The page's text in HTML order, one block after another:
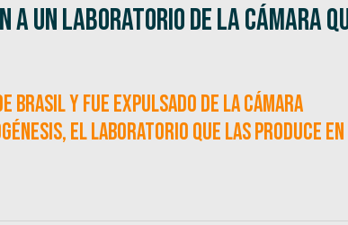
un laboratorio de la cámara
y fue expulsado de la Cámara
el laboratorio que las produce en